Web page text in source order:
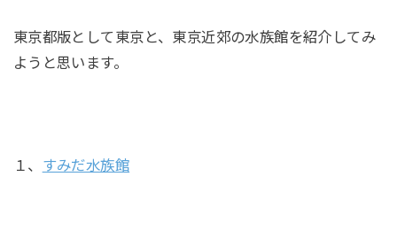
東京都版として東京と、東京近郊の水族館を紹介してみ
ようと思います。
１、 すみだ水族館